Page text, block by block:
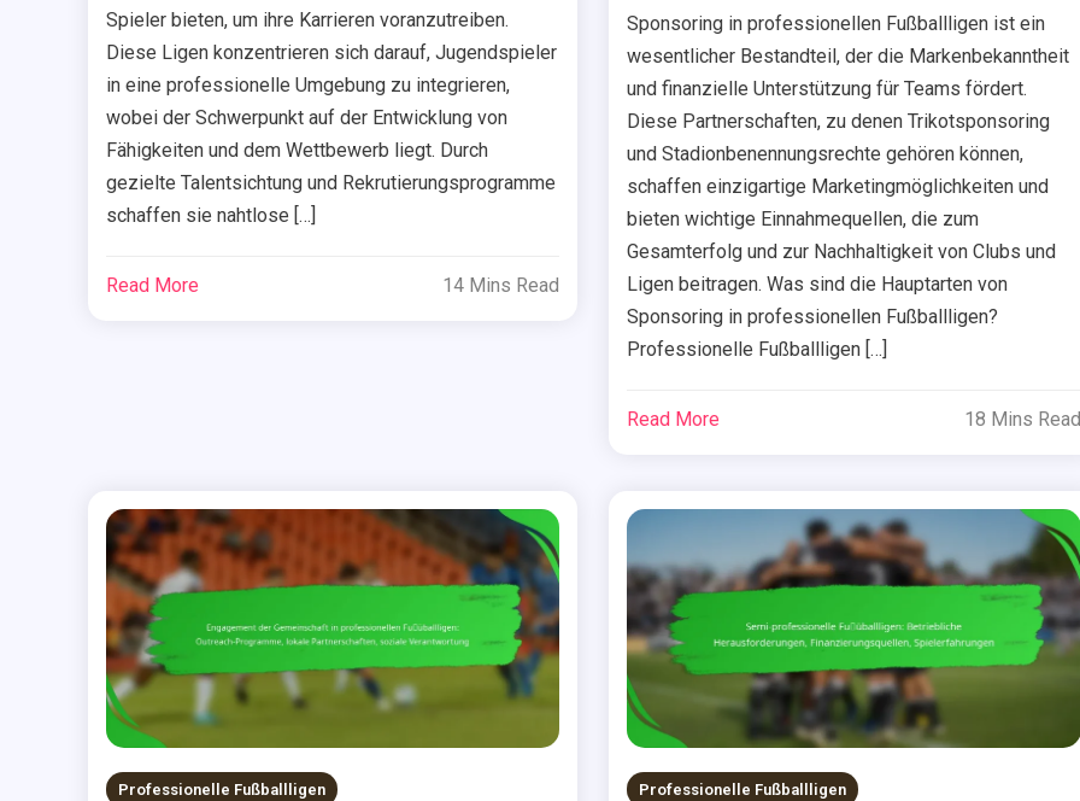
Spieler bieten, um ihre Karrieren voranzutreiben.
Diese Ligen konzentrieren sich darauf, Jugendspieler
in eine professionelle Umgebung zu integrieren,
wobei der Schwerpunkt auf der Entwicklung von
Fähigkeiten und dem Wettbewerb liegt. Durch
gezielte Talentsichtung und Rekrutierungsprogramme
schaffen sie nahtlose […]
Read More 14 Mins Read
Sponsoring in professionellen Fußballligen ist ein
wesentlicher Bestandteil, der die Markenbekanntheit
und finanzielle Unterstützung für Teams fördert.
Diese Partnerschaften, zu denen Trikotsponsoring
und Stadionbenennungsrechte gehören können,
schaffen einzigartige Marketingmöglichkeiten und
bieten wichtige Einnahmequellen, die zum
Gesamterfolg und zur Nachhaltigkeit von Clubs und
Ligen beitragen. Was sind die Hauptarten von
Sponsoring in professionellen Fußballligen?
Professionelle Fußballligen […]
Read More 18 Mins Read
Professionelle Fußballligen Professionelle Fußballligen